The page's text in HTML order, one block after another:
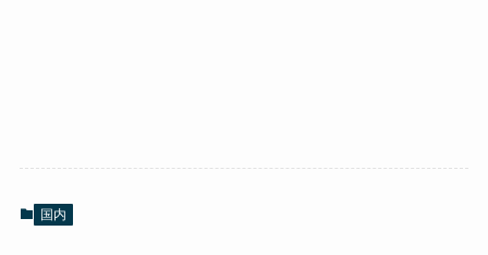
国内